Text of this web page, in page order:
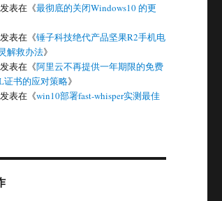
发表在《最彻底的关闭Windows10 的更
发表在《锤子科技绝代产品坚果R2手机电
解救办法》
发表在《阿里云不再提供一年期限的免费
证书的应对策略》
发表在《win10部署fast-whisper实测最佳